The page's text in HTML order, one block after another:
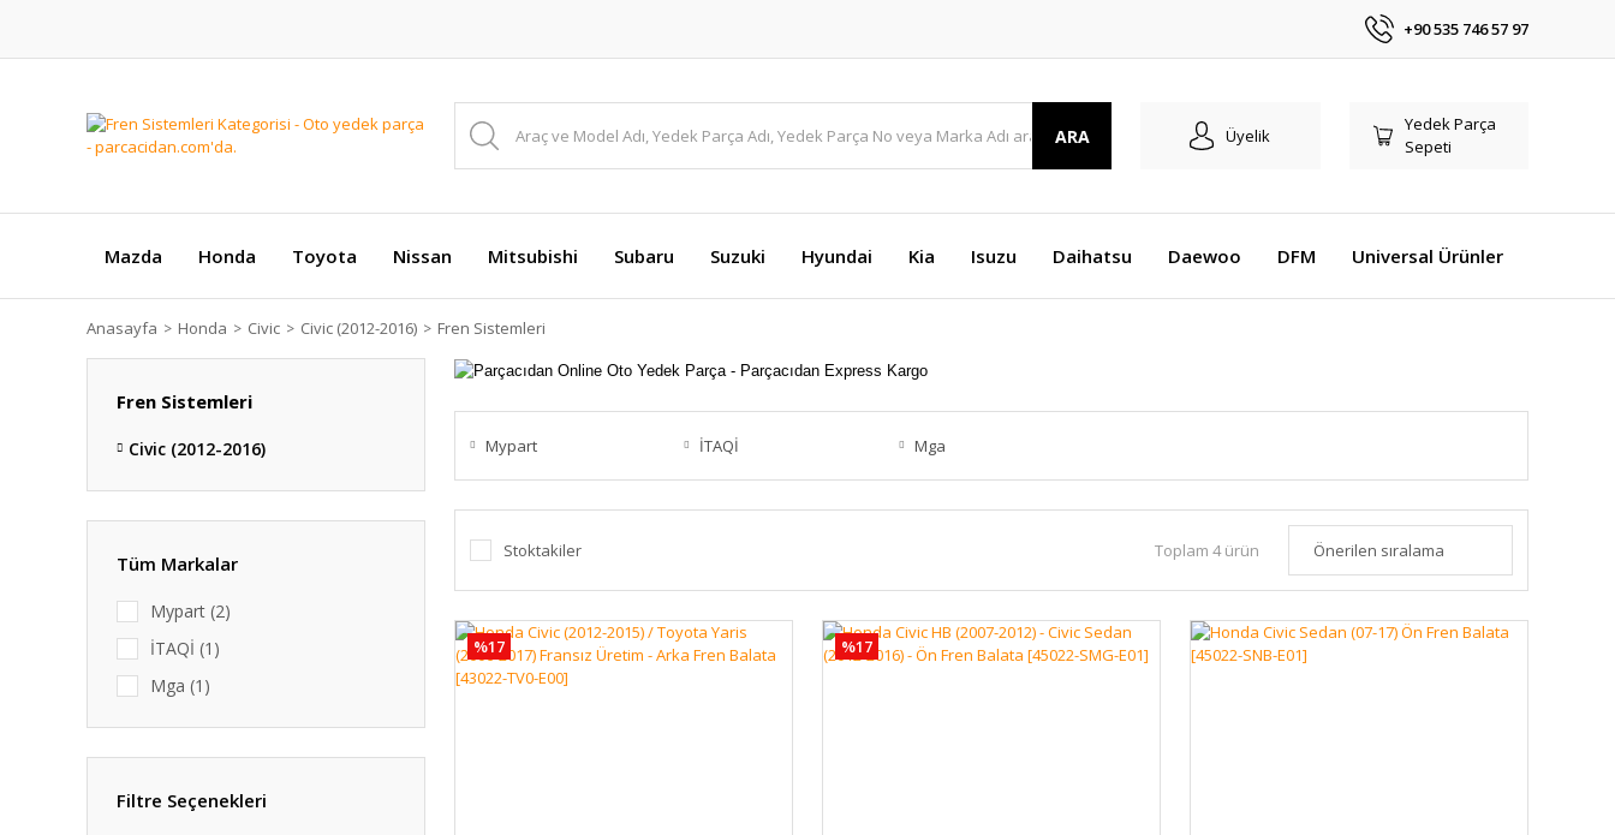
+90 535 746 57 97
ARA Üyelik
Yedek Parça
Sepeti
Mazda Honda Toyota Nissan Mitsubishi Subaru Suzuki Hyundai Kia Isuzu Daihatsu Daewoo DFM Universal Ürünler
Anasayfa Honda Civic Civic (2012-2016) Fren Sistemleri
Fren Sistemleri
Civic (2012-2016)
Tüm Markalar
Mypart (2)
İTAQİ (1)
Mga (1)
Filtre Seçenekleri
Mypart İTAQİ Mga
Stoktakiler Toplam 4 ürün
%17 %17